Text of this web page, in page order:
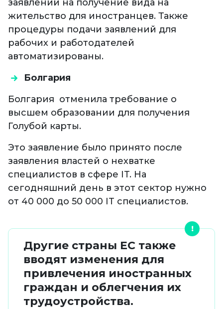
заявлений на получение вида на
жительство для иностранцев. Также
процедуры подачи заявлений для
рабочих и работодателей
автоматизированы.
Болгария
Болгария отменила требование о
высшем образовании для получения
Голубой карты.
Это заявление было принято после
заявления властей о нехватке
специалистов в сфере IT. На
сегодняшний день в этот сектор нужно
от 40 000 до 50 000 IT специалистов.
Другие страны ЕС также
вводят изменения для
привлечения иностранных
граждан и облегчения их
трудоустройства.